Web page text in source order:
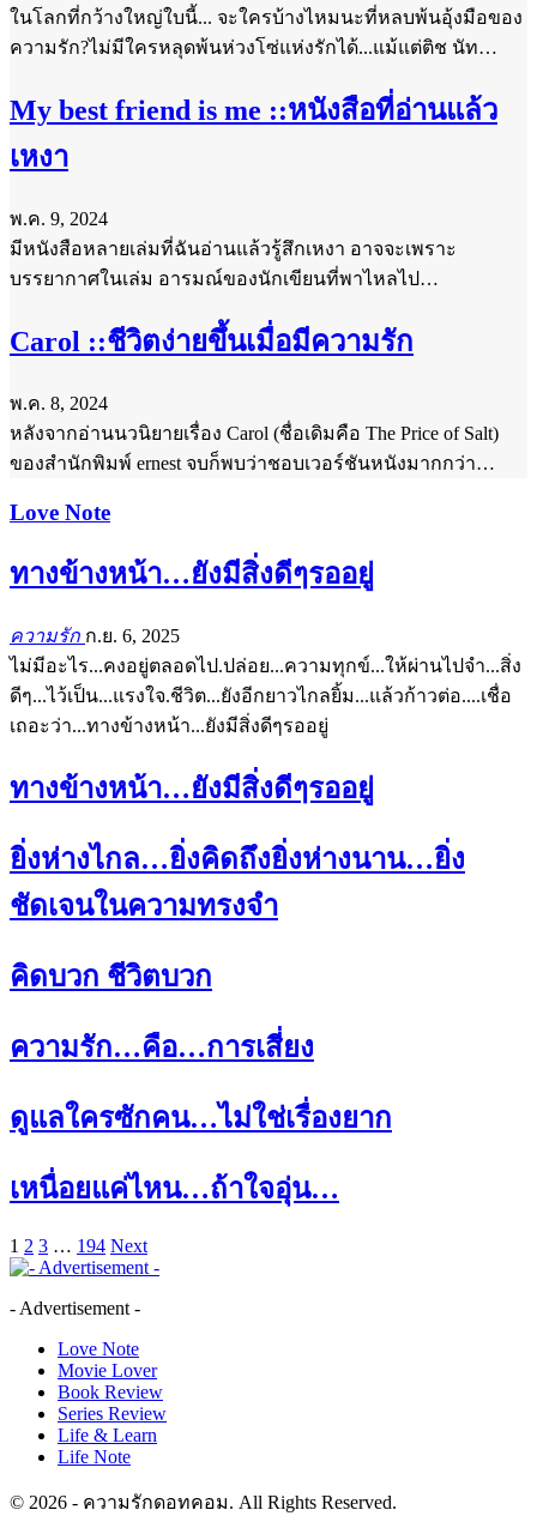
ในโลกที่กว้างใหญ่ใบนี้... จะใครบ้างไหมนะที่หลบพ้นอุ้งมือของ
ความรัก?ไม่มีใครหลุดพ้นห่วงโซ่แห่งรักได้...แม้แต่ติช นัท…
My best friend is me ::หนังสือที่อ่านแล้ว
เหงา
พ.ค. 9, 2024
มีหนังสือหลายเล่มที่ฉันอ่านแล้วรู้สึกเหงา อาจจะเพราะ
บรรยากาศในเล่ม อารมณ์ของนักเขียนที่พาไหลไป…
Carol ::ชีวิตง่ายขึ้นเมื่อมีความรัก
พ.ค. 8, 2024
หลังจากอ่านนวนิยายเรื่อง Carol (ชื่อเดิมคือ The Price of Salt)
ของสำนักพิมพ์ ernest จบก็พบว่าชอบเวอร์ชันหนังมากกว่า…
Love Note
ทางข้างหน้า…ยังมีสิ่งดีๆรออยู่
ความรัก ก.ย. 6, 2025
ไม่มีอะไร...คงอยู่ตลอดไป.ปล่อย...ความทุกข์...ให้ผ่านไปจำ...สิ่ง
ดีๆ...ไว้เป็น...แรงใจ.ชีวิต...ยังอีกยาวไกลยิ้ม...แล้วก้าวต่อ....เชื่อ
เถอะว่า...ทางข้างหน้า...ยังมีสิ่งดีๆรออยู่
ทางข้างหน้า…ยังมีสิ่งดีๆรออยู่
ยิ่งห่างไกล…ยิ่งคิดถึงยิ่งห่างนาน…ยิ่ง
ชัดเจนในความทรงจำ
คิดบวก ชีวิตบวก
ความรัก…คือ…การเสี่ยง
ดูแลใครซักคน…ไม่ใช่เรื่องยาก
เหนื่อยแค่ไหน…ถ้าใจอุ่น…
1 2 3 … 194 Next
- Advertisement -
Love Note
Movie Lover
Book Review
Series Review
Life & Learn
Life Note
© 2026 - ความรักดอทคอม. All Rights Reserved.